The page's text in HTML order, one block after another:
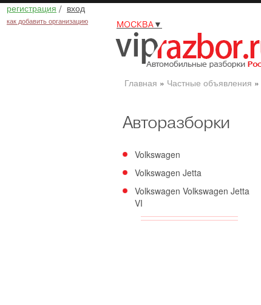
регистрация / вход
как добавить организацию МОСКВА▼
Главная » Частные объявления »
Авторазборки
Volkswagen
Volkswagen Jetta
Volkswagen Volkswagen Jetta
VI